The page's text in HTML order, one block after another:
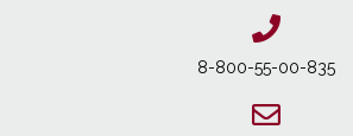
8-800-55-00-835